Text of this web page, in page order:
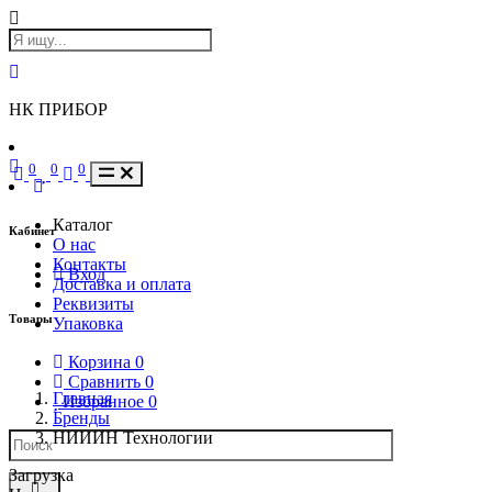
НК ПРИБОР
Кабинет
Вход
Товары
Корзина 0
Сравнить 0
Избранное 0
0 0 0
Каталог
О нас
Контакты
Доставка и оплата
Реквизиты
Упаковка
Главная
Бренды
НИИИН Технологии
Загрузка